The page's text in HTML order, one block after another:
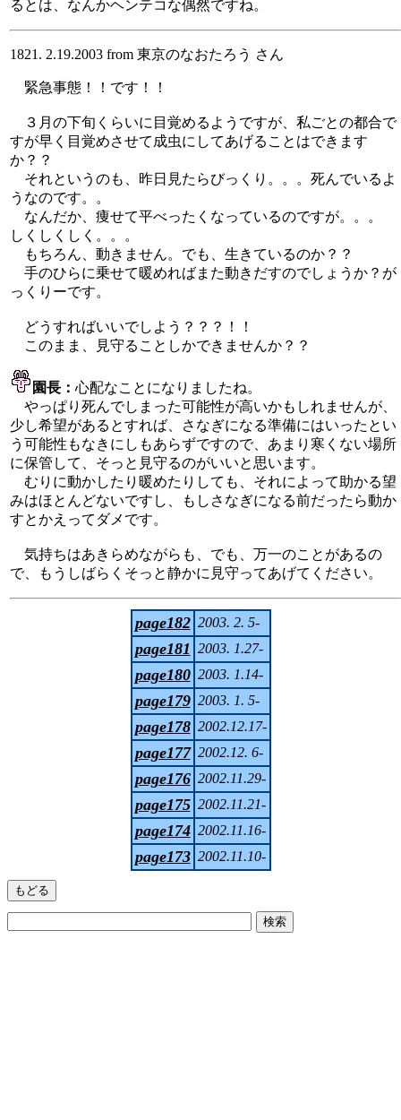
るとは、なんかヘンテコな偶然ですね。
1821. 2.19.2003 from 東京のなおたろう さん
緊急事態！！です！！
３月の下旬くらいに目覚めるようですが、私ごとの都合で
すが早く目覚めさせて成虫にしてあげることはできます
か？？
それというのも、昨日見たらびっくり。。。死んでいるよ
うなのです。。
なんだか、痩せて平べったくなっているのですが。。。
しくしくしく。。。
もちろん、動きません。でも、生きているのか？？
手のひらに乗せて暖めればまた動きだすのでしょうか？が
っくりーです。
どうすればいいでしよう？？？！！
このまま、見守ることしかできませんか？？
園長： 心配なことになりましたね。
やっぱり死んでしまった可能性が高いかもしれませんが、
少し希望があるとすれば、さなぎになる準備にはいったとい
う可能性もなきにしもあらずですので、あまり寒くない場所
に保管して、そっと見守るのがいいと思います。
むりに動かしたり暖めたりしても、それによって助かる望
みはほとんどないですし、もしさなぎになる前だったら動か
すとかえってダメです。
気持ちはあきらめながらも、でも、万一のことがあるの
で、もうしばらくそっと静かに見守ってあげてください。
page182 2003. 2. 5-
page181 2003. 1.27-
page180 2003. 1.14-
page179 2003. 1. 5-
page178 2002.12.17-
page177 2002.12. 6-
page176 2002.11.29-
page175 2002.11.21-
page174 2002.11.16-
page173 2002.11.10-